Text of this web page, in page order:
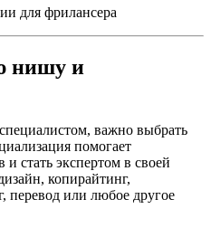
для фрилансера
нишу и
важно выбрать
помогает
и стать экспертом в своей
копирайтинг,
перевод или любое другое